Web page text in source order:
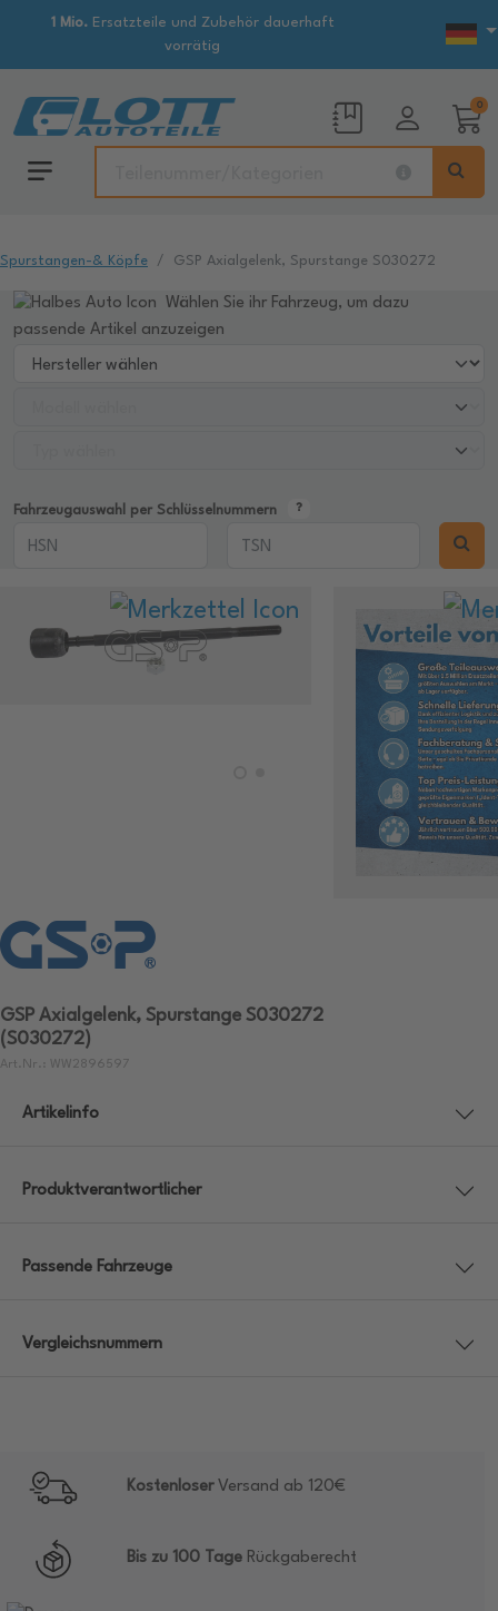
1 Mio.Ersatzteile und Zubehör dauerhaft
vorrätig
0
Spurstangen-& Köpfe GSP Axialgelenk, Spurstange S030272
Wählen Sie ihr Fahrzeug, um dazu
passende Artikel anzuzeigen
Fahrzeugauswahl per Schlüsselnummern
GSP Axialgelenk, Spurstange S030272
(S030272)
Art.Nr.: WW2896597
Artikelinfo
Produktverantwortlicher
Passende Fahrzeuge
Vergleichsnummern
KostenloserVersand ab 120€
Bis zu 100 Tage Rückgaberecht